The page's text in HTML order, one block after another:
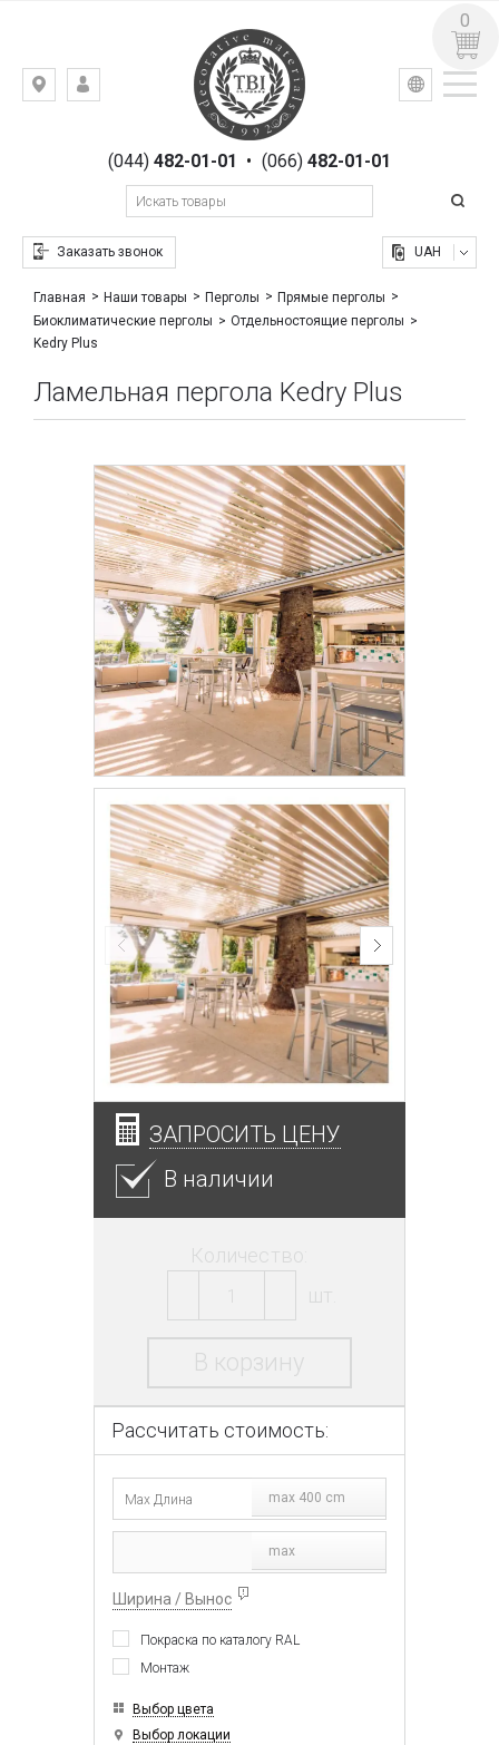
Киев,
Гоголевская,(044)482-01-01 • (066) 482-01-01
Заказать звонок
УКР РУС
UAH
0
Главная Наши товары Перголы
Прямые перголы
Биоклиматические перголы
Отдельностоящие перголы
Kedry Plus
Ламельная пергола Kedry Plus
ЗАПРОСИТЬ ЦЕНУ
В наличии
Количество:
шт.
В корзину
Рассчитать стоимость:
max 400 cm
max
Ширина / Вынос
Покраска по каталогу RAL
Монтаж
Выбор цвета
Выбор локации